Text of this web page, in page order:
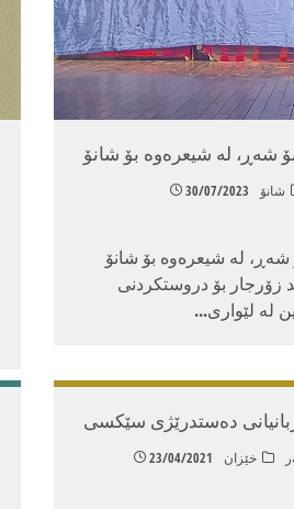
شەڕ، لە شیعرەوە بۆ شانۆ
شانۆ
30/07/2023
لە شیعرەوە بۆ شانۆ
زۆرجار بۆ دروستکردنی
لە لێواری...
دەستدرێژی سێکسی
خێزان
23/04/2021